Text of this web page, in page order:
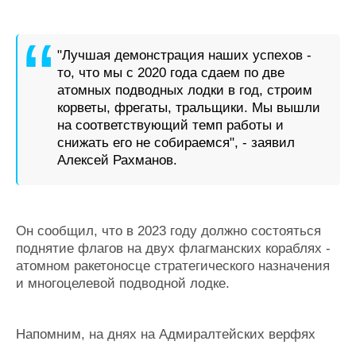
"Лучшая демонстрация наших успехов -
то, что мы с 2020 года сдаем по две
атомных подводных лодки в год, строим
корветы, фрегаты, тральщики. Мы вышли
на соответствующий темп работы и
снижать его не собираемся", - заявил
Алексей Рахманов.
Он сообщил, что в 2023 году должно состояться
поднятие флагов на двух флагманских кораблях -
атомном ракетоносце стратегического назначения
и многоцелевой подводной лодке.
Напомним, на днях на Адмиралтейских верфях